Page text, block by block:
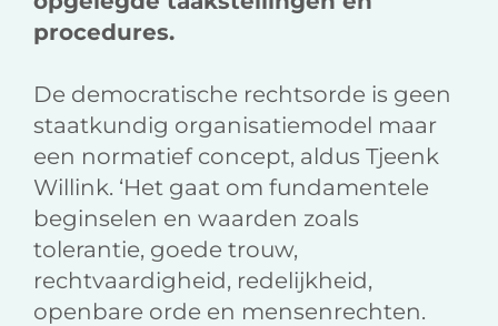
procedures.
De democratische rechtsorde is geen
staatkundig organisatiemodel maar
een normatief concept, aldus Tjeenk
Willink. ‘Het gaat om fundamentele
beginselen en waarden zoals
tolerantie, goede trouw,
rechtvaardigheid, redelijkheid,
openbare orde en mensenrechten.